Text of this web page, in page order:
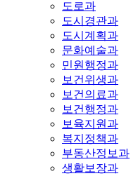
도로과
도시경관과
도시계획과
문화예술과
민원행정과
보건위생과
보건의료과
보건행정과
보육지원과
복지정책과
부동산정보과
생활보장과